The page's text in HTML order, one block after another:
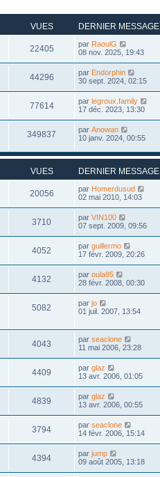
VUES DERNIER MESSAGE
22405 par RaoulG
08 nov. 2025, 19:43
44296 par Endorphin
30 sept. 2024, 02:15
77614 par legroux.family
17 déc. 2023, 13:30
349837 par Anowan
10 janv. 2024, 00:55
VUES DERNIER MESSAGE
20056 par Homerdusud
02 mai 2010, 14:03
3710 par VIN100
07 sept. 2009, 09:56
4052 par guillermo
17 févr. 2009, 20:26
4132 par oula85
28 févr. 2008, 00:30
5082 par jo
01 juil. 2007, 13:54
4043 par seaclone
11 mai 2006, 23:28
4409 par glaz
13 avr. 2006, 01:05
4839 par glaz
13 avr. 2006, 00:55
3794 par seaclone
14 févr. 2006, 15:14
4394 par jump
09 août 2005, 13:18